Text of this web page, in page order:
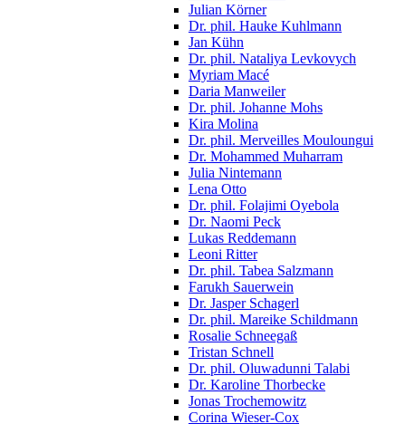
Julian Körner
Dr. phil. Hauke Kuhlmann
Jan Kühn
Dr. phil. Nataliya Levkovych
Myriam Macé
Daria Manweiler
Dr. phil. Johanne Mohs
Kira Molina
Dr. phil. Merveilles Mouloungui
Dr. Mohammed Muharram
Julia Nintemann
Lena Otto
Dr. phil. Folajimi Oyebola
Dr. Naomi Peck
Lukas Reddemann
Leoni Ritter
Dr. phil. Tabea Salzmann
Farukh Sauerwein
Dr. Jasper Schagerl
Dr. phil. Mareike Schildmann
Rosalie Schneegaß
Tristan Schnell
Dr. phil. Oluwadunni Talabi
Dr. Karoline Thorbecke
Jonas Trochemowitz
Corina Wieser-Cox